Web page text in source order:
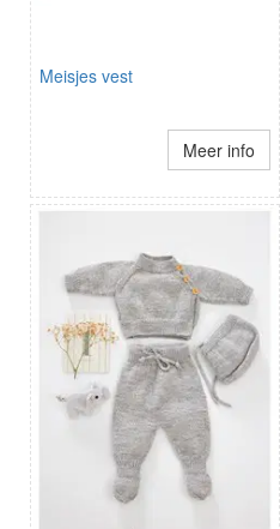
Meisjes vest
Meer info